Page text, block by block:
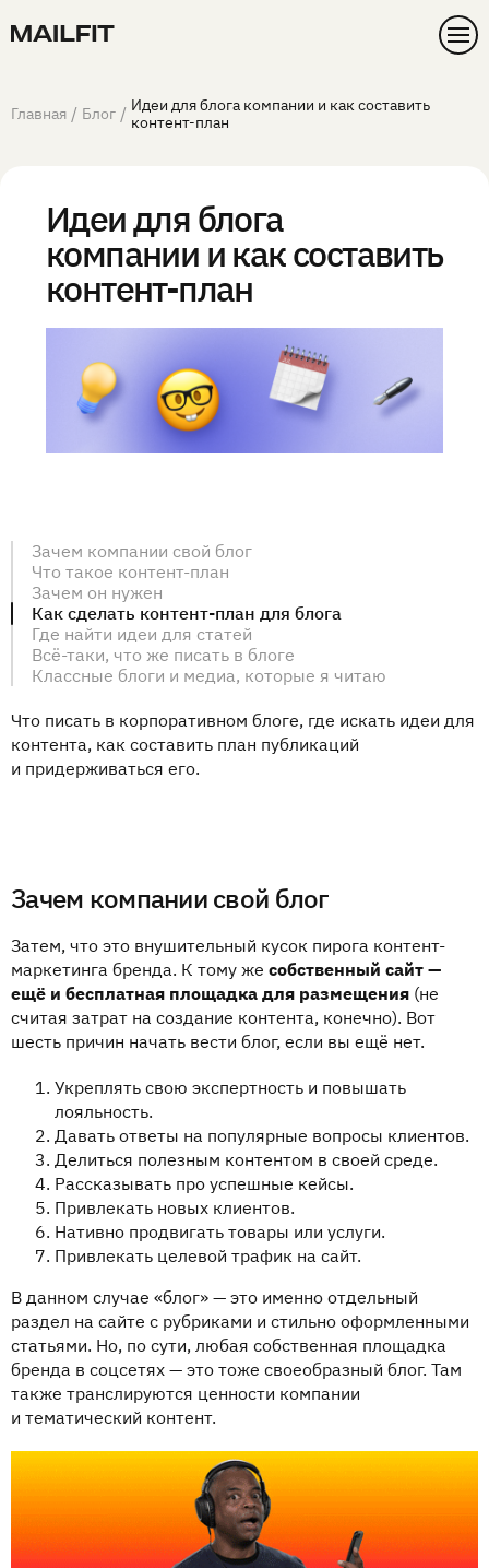
Главная / Блог / Идеи для блога компании и как составить
контент-план
Идеи для блога
компании и как составить
контент-план
Зачем компании свой блог
Что такое контент-план
Зачем он нужен
Как сделать контент-план для блога
Где найти идеи для статей
Всё-таки, что же писать в блоге
Классные блоги и медиа, которые я читаю
Что писать в корпоративном блоге, где искать идеи для
контента, как составить план публикаций
и придерживаться его.
Зачем компании свой блог
Затем, что это внушительный кусок пирога контент-
маркетинга бренда. К тому же собственный сайт —
ещё и бесплатная площадка для размещения (не
считая затрат на создание контента, конечно). Вот
шесть причин начать вести блог, если вы ещё нет.
Укреплять свою экспертность и повышать
лояльность.
Давать ответы на популярные вопросы клиентов.
Делиться полезным контентом в своей среде.
Рассказывать про успешные кейсы.
Привлекать новых клиентов.
Нативно продвигать товары или услуги.
Привлекать целевой трафик на сайт.
В данном случае «блог» — это именно отдельный
раздел на сайте с рубриками и стильно оформленными
статьями. Но, по сути, любая собственная площадка
бренда в соцсетях — это тоже своеобразный блог. Там
также транслируются ценности компании
и тематический контент.